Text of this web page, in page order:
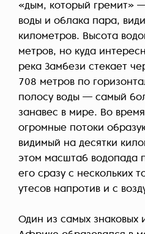
«дым, который гремит»
воды и облака пара,
километров. Высота
метров, но куда
река Замбези стекает
708 метров по
полосу воды — самый
занавес в мире. Во
огромные потоки
видимый на десятки
этом масштаб водопада
его сразу с нескольких
утесов напротив и с
Один из самых знаковых